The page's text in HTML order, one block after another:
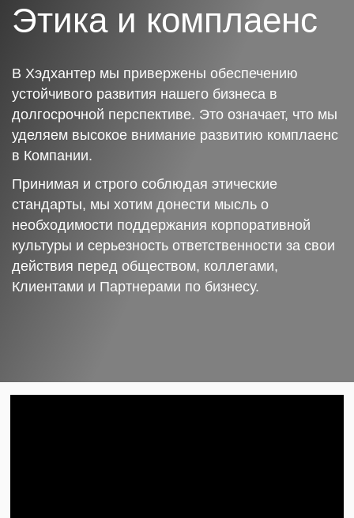
Этика и комплаенс
В Хэдхантер мы привержены обеспечению
устойчивого развития нашего бизнеса в
долгосрочной перспективе. Это означает, что мы
уделяем высокое внимание развитию комплаенс
в Компании.
Принимая и строго соблюдая этические
стандарты, мы хотим донести мысль о
необходимости поддержания корпоративной
культуры и серьезность ответственности за свои
действия перед обществом, коллегами,
Клиентами и Партнерами по бизнесу.